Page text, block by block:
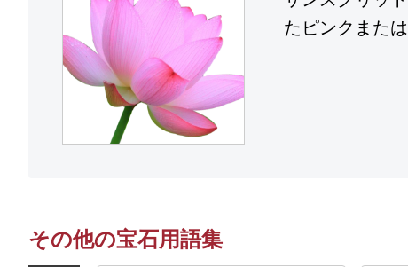
たピンクまた
その他の宝石用語集